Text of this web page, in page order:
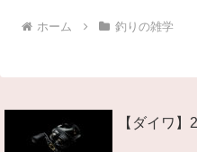
ホーム 釣りの雑学
【ダイワ